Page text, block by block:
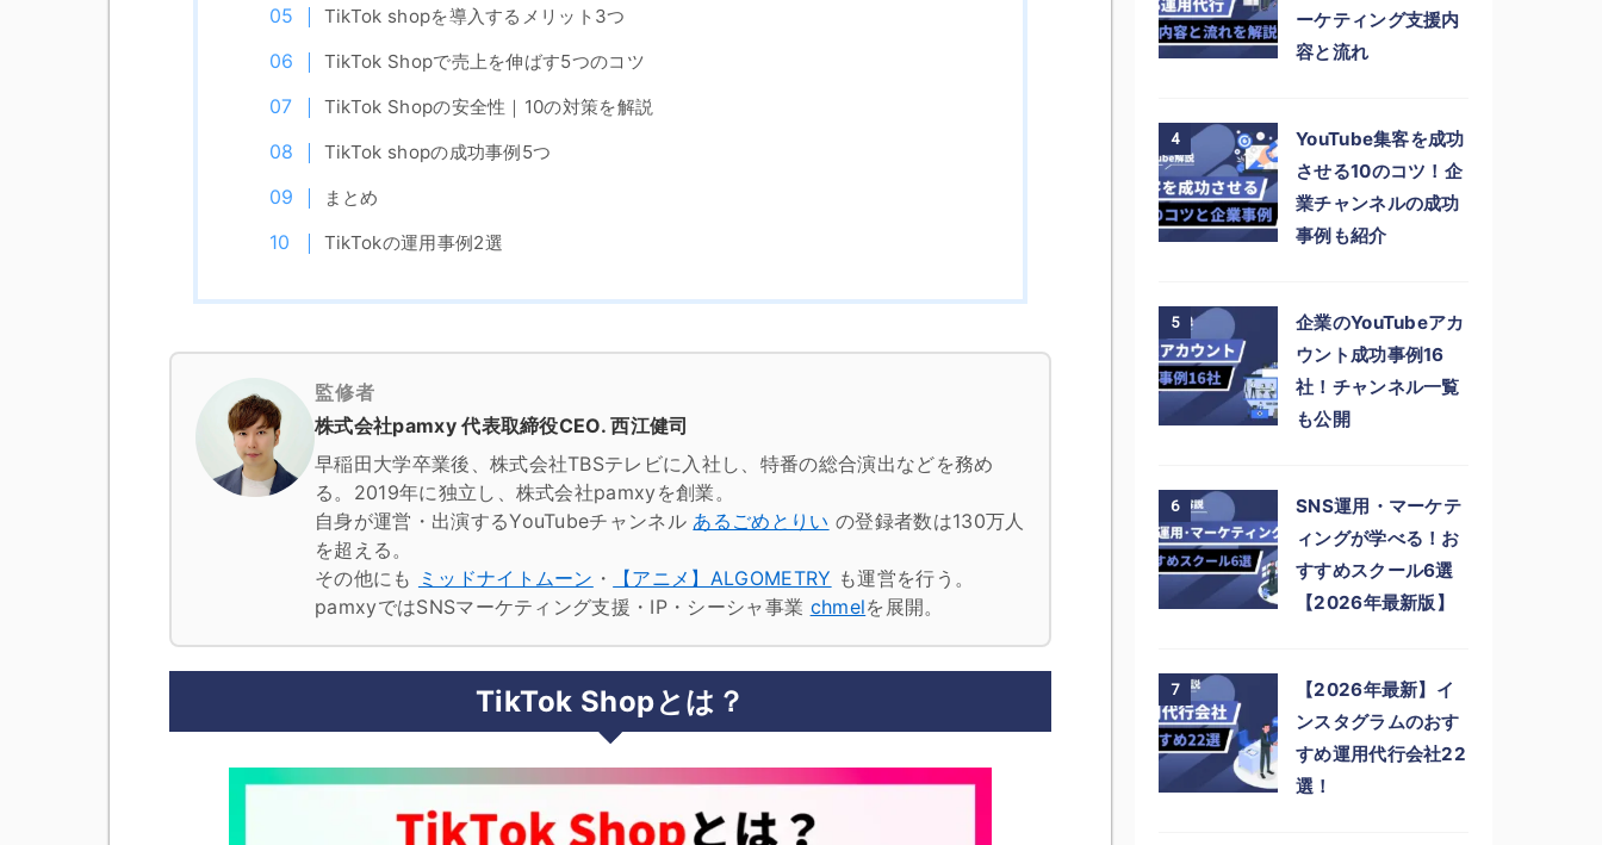
TikTok shopを導入するメリット3つ
TikTok Shopで売上を伸ばす5つのコツ
TikTok Shopの安全性｜10の対策を解説
TikTok shopの成功事例5つ
まとめ
TikTokの運用事例2選
監修者
株式会社pamxy 代表取締役CEO. 西江健司
早稲田大学卒業後、株式会社TBSテレビに入社し、特番の総合演出などを務め
る。2019年に独立し、株式会社pamxyを創業。
自身が運営・出演するYouTubeチャンネル あるごめとりい の登録者数は130万人
を超える。
その他にも ミッドナイトムーン ・ 【アニメ】ALGOMETRY も運営を行う。
pamxyではSNSマーケティング支援・IP・シーシャ事業 chmelを展開。
TikTok Shopとは？
ーケティング支援内
容と流れ
4
YouTube集客を成功
させる10のコツ！企
業チャンネルの成功
事例も紹介
5
企業のYouTubeアカ
ウント成功事例16
社！チャンネル一覧
も公開
6
SNS運用・マーケテ
ィングが学べる！お
すすめスクール6選
【2026年最新版】
7
【2026年最新】イ
ンスタグラムのおす
すめ運用代行会社22
選！